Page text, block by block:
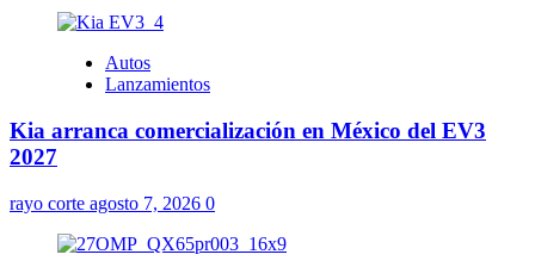
Autos
Lanzamientos
Kia arranca comercialización en México del EV3
2027
rayo corte agosto 7, 2026 0